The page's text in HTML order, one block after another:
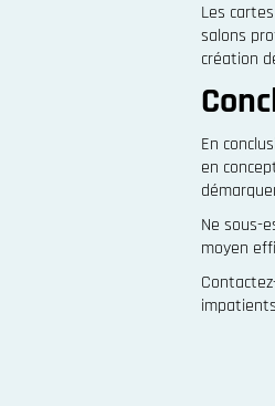
Les
salons
création
En
en
Ne sous-
moyen